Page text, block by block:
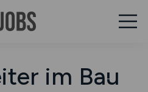
im Bau